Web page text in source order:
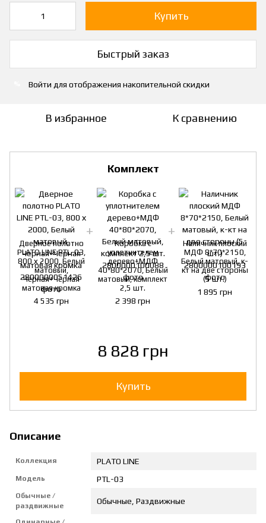
Купить
Быстрый заказ
Войти для отображения накопительной скидки
В избранное К сравнению
Комплект
Дверное полотно
PLATO LINE PTL-03,
800 х 2000, Белый
матовый,
Черная+Черная
матовая кромка
4 535 грн
Коробка с
уплотнителем
дерево+МДФ
40*80*2070, Белый
матовый, комплект
2,5 шт.
2 398 грн
Наличник плоский
МДФ 8*70*2150,
Белый матовый, к-
кт на две стороны
(5 шт.)
1 895 грн
8 828 грн
Купить
Описание
Коллекция PLATO LINE
Модель PTL-03
Обычные /
раздвижные
Обычные, Раздвижные